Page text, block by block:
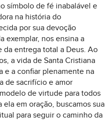
símbolo de fé inabalável e
na história do
por sua devoção
exemplar, nos ensina a
da entrega total a Deus. Ao
a vida de Santa Cristiana
e a confiar plenamente na
de sacrifício e amor
de virtude para todos
em oração, buscamos sua
para seguir o caminho da